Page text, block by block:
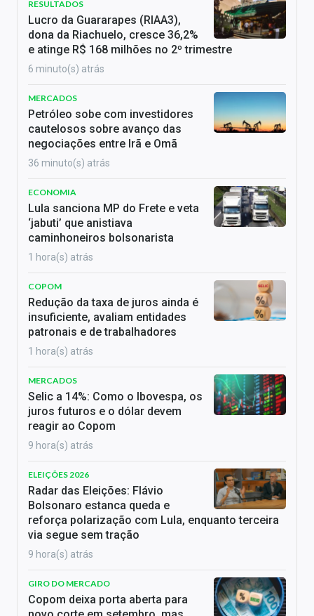
RESULTADOS
Lucro da Guararapes (RIAA3),
dona da Riachuelo, cresce 36,2%
e atinge R$ 168 milhões no 2º trimestre
6 minuto(s) atrás
MERCADOS
Petróleo sobe com investidores
cautelosos sobre avanço das
negociações entre Irã e Omã
36 minuto(s) atrás
ECONOMIA
Lula sanciona MP do Frete e veta
‘jabuti’ que anistiava
caminhoneiros bolsonarista
1 hora(s) atrás
COPOM
Redução da taxa de juros ainda é
insuficiente, avaliam entidades
patronais e de trabalhadores
1 hora(s) atrás
MERCADOS
Selic a 14%: Como o Ibovespa, os
juros futuros e o dólar devem
reagir ao Copom
9 hora(s) atrás
ELEIÇÕES 2026
Radar das Eleições: Flávio
Bolsonaro estanca queda e
reforça polarização com Lula, enquanto terceira
via segue sem tração
9 hora(s) atrás
GIRO DO MERCADO
Copom deixa porta aberta para